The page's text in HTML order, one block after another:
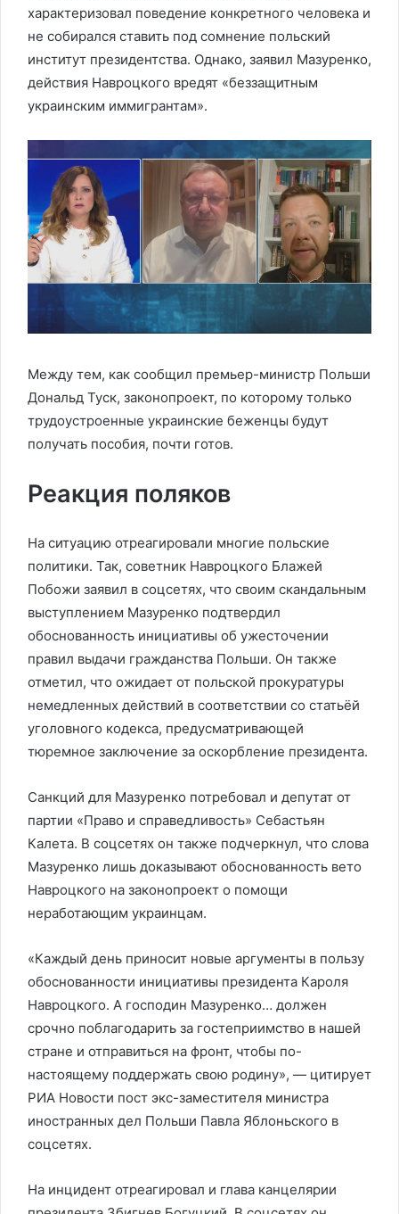
характеризовал поведение конкретного человека и
не собирался ставить под сомнение польский
институт президентства. Однако, заявил Мазуренко,
действия Навроцкого вредят «беззащитным
украинским иммигрантам».
Между тем, как сообщил премьер-министр Польши
Дональд Туск, законопроект, по которому только
трудоустроенные украинские беженцы будут
получать пособия, почти готов.
Реакция поляков
На ситуацию отреагировали многие польские
политики. Так, советник Навроцкого Блажей
Побожи заявил в соцсетях, что своим скандальным
выступлением Мазуренко подтвердил
обоснованность инициативы об ужесточении
правил выдачи гражданства Польши. Он также
отметил, что ожидает от польской прокуратуры
немедленных действий в соответствии со статьёй
уголовного кодекса, предусматривающей
тюремное заключение за оскорбление президента.
Санкций для Мазуренко потребовал и депутат от
партии «Право и справедливость» Себастьян
Калета. В соцсетях он также подчеркнул, что слова
Мазуренко лишь доказывают обоснованность вето
Навроцкого на законопроект о помощи
неработающим украинцам.
«Каждый день приносит новые аргументы в пользу
обоснованности инициативы президента Кароля
Навроцкого. А господин Мазуренко… должен
срочно поблагодарить за гостеприимство в нашей
стране и отправиться на фронт, чтобы по-
настоящему поддержать свою родину», — цитирует
РИА Новости пост экс-заместителя министра
иностранных дел Польши Павла Яблоньского в
соцсетях.
На инцидент отреагировал и глава канцелярии